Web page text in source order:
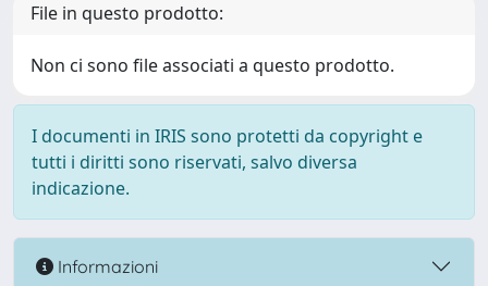
File in questo prodotto:
Non ci sono file associati a questo prodotto.
I documenti in IRIS sono protetti da copyright e
tutti i diritti sono riservati, salvo diversa
indicazione.
Informazioni